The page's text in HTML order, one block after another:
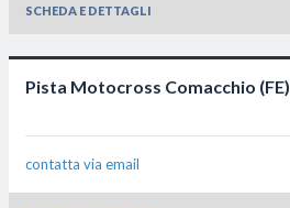
SCHEDA E DETTAGLI
Pista Motocross Comacchio (FE)
contatta via email